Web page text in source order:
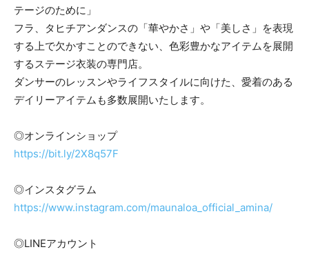
テージのために」
フラ、タヒチアンダンスの「華やかさ」や「美しさ」を表現
する上で欠かすことのできない、色彩豊かなアイテムを展開
するステージ衣装の専門店。
ダンサーのレッスンやライフスタイルに向けた、愛着のある
デイリーアイテムも多数展開いたします。
◎オンラインショップ
https://bit.ly/2X8q57F
◎インスタグラム
https://www.instagram.com/maunaloa_official_amina/
◎LINEアカウント